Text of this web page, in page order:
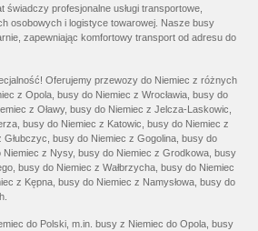
świadczy profesjonalne usługi transportowe,
osobowych i logistyce towarowej. Nasze busy
zapewniając komfortowy transport od adresu do
Oferujemy przewozy do Niemiec z różnych
z Opola, busy do Niemiec z Wrocławia, busy do
z Oławy, busy do Niemiec z Jelcza-Laskowic,
busy do Niemiec z Katowic, busy do Niemiec z
busy do Niemiec z Gogolina, busy do
Niemiec z Nysy, busy do Niemiec z Grodkowa, busy
busy do Niemiec z Wałbrzycha, busy do Niemiec
z Kępna, busy do Niemiec z Namysłowa, busy do
do Polski, m.in. busy z Niemiec do Opola, busy